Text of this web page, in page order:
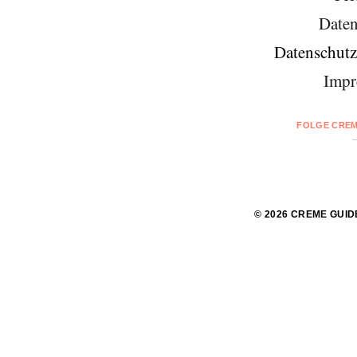
FOLGE
© 2026 CREME